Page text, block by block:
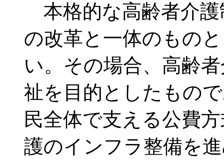
本格的な高齢者介護
の改革と一体のもの
い。その場合、高齢
祉を目的としたもの
民全体で支える公費
護のインフラ整備を